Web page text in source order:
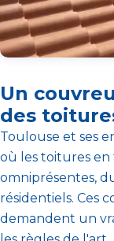
Un
des
Toulouse et ses
où les toitures en
omniprésentes,
résidentiels. Ces
demandent un